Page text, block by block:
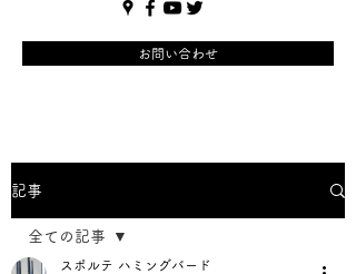
お問い合わせ
記事
全ての記事
スポルテ ハミングバード